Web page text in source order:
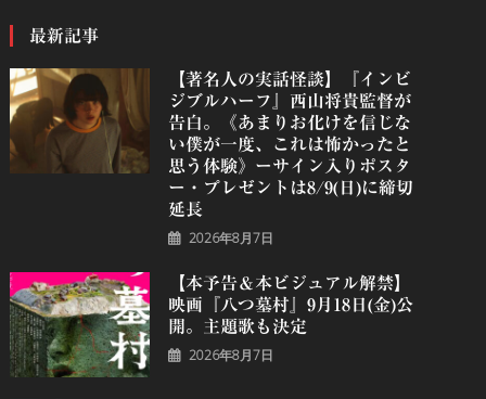
最新記事
【著名人の実話怪談】『インビ
ジブルハーフ』⻄⼭将貴監督が
告白。《あまりお化けを信じな
い僕が一度、これは怖かったと
思う体験》ーサイン入りポスタ
ー・プレゼントは8/9(日)に締切
延長
2026年8月7日
【本予告＆本ビジュアル解禁】
映画『八つ墓村』9月18日(金)公
開。主題歌も決定
2026年8月7日